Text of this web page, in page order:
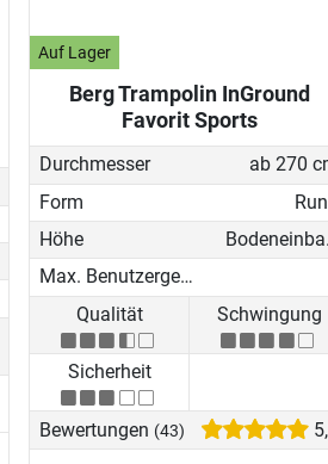
Auf Lager
Berg Trampolin InGround
Favorit Sports
Durchmesser
ab 270
Form
Höhe
Max. Benutzergewicht
Qualität
Schwingung
Sicherheit
Bewertungen (43)